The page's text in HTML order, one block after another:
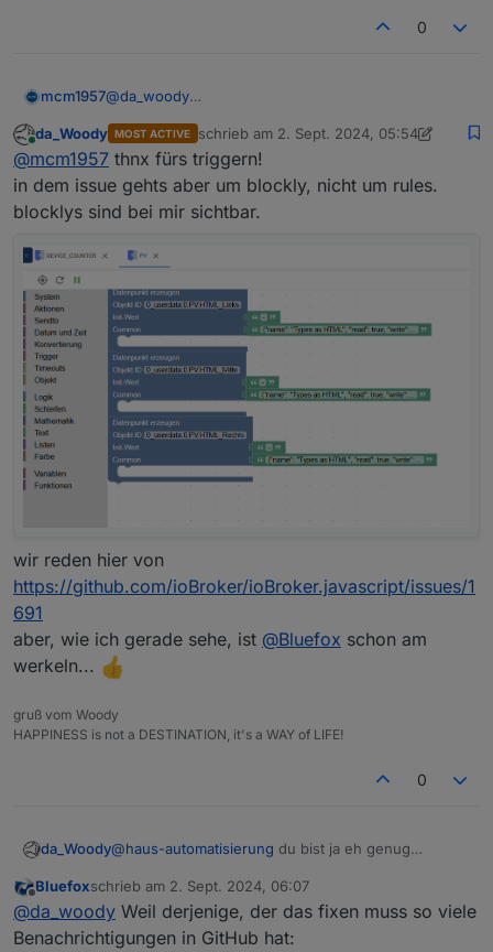
0
mcm1957@da_woody
mehr Infos.
Siehe
https://github.com/ioBroker/ioBroker.javascript/issue
s/1690#issuecomment-2323766594
Bitte gewünschte Infos in Issue ergänzen
Online
da_Woody MOST ACTIVE schrieb am 2. Sept. 2024, 05:54
zuletzt editiert von da_Woody9. Feb.
@mcm1957 thnx fürs triggern!
in dem issue gehts aber um blockly, nicht um rules.
blocklys sind bei mir sichtbar.
wir reden hier von
https://github.com/ioBroker/ioBroker.javascript/issues/1
691
aber, wie ich gerade sehe, ist @Bluefox schon am
werkeln...
gruß vom Woody
HAPPINESS is not a DESTINATION, it's a WAY of LIFE!
0
da_Woody@haus-automatisierung du bist ja eh genug
die frage ist halt, warum sich da nichts tut.
Offline
Bluefoxschrieb am 2. Sept. 2024, 06:07
zuletzt editiert von
@da_woody Weil derjenige, der das fixen muss so viele
Benachrichtigungen in GitHub hat: